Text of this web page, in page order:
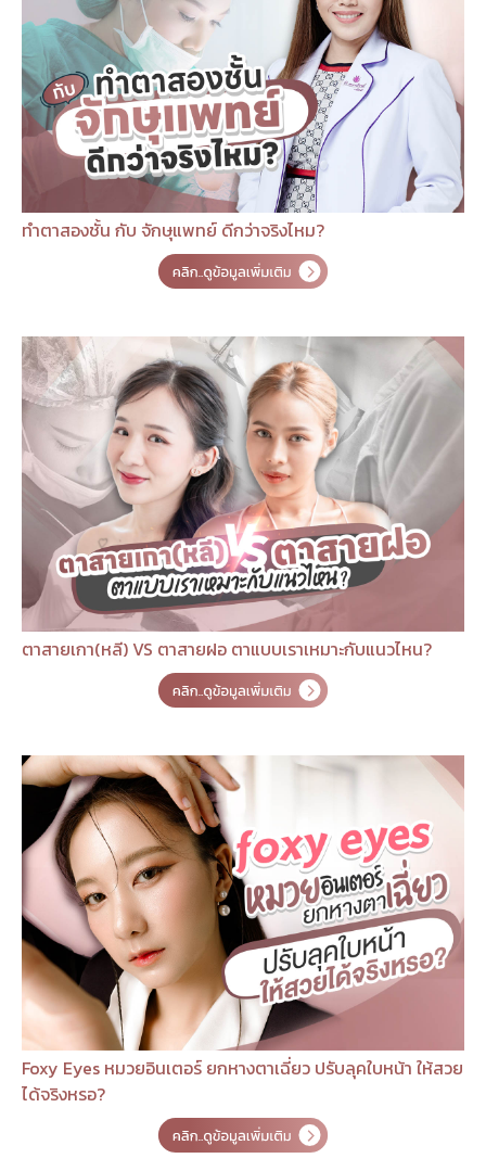
ทำตาสองชั้น กับ จักษุแพทย์ ดีกว่าจริงไหม?
ตาสายเกา(หลี) VS ตาสายฝอ ตาแบบเราเหมาะกับแนวไหน?
Foxy Eyes หมวยอินเตอร์ ยกหางตาเฉี่ยว ปรับลุคใบหน้า ให้สวย
ได้จริงหรอ?